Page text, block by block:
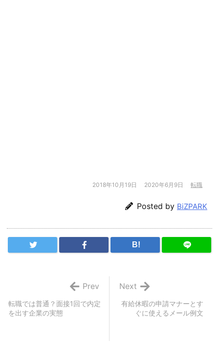
2018年10月19日 2020年6月9日 転職
Posted by BiZPARK
B!
有給休暇の申請マナーとす
ぐに使えるメール例文
Next
転職では普通？面接1回で内定
を出す企業の実態
Prev